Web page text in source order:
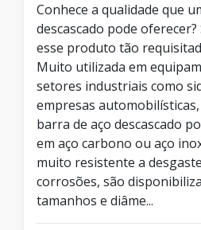
Conhece a qualidade que
descascado pode
esse produto tão
Muito utilizada em
setores industriais como
empresas
barra de aço descascado
em aço carbono ou aço
muito resistente a
corrosões, são
tamanhos e diâme...